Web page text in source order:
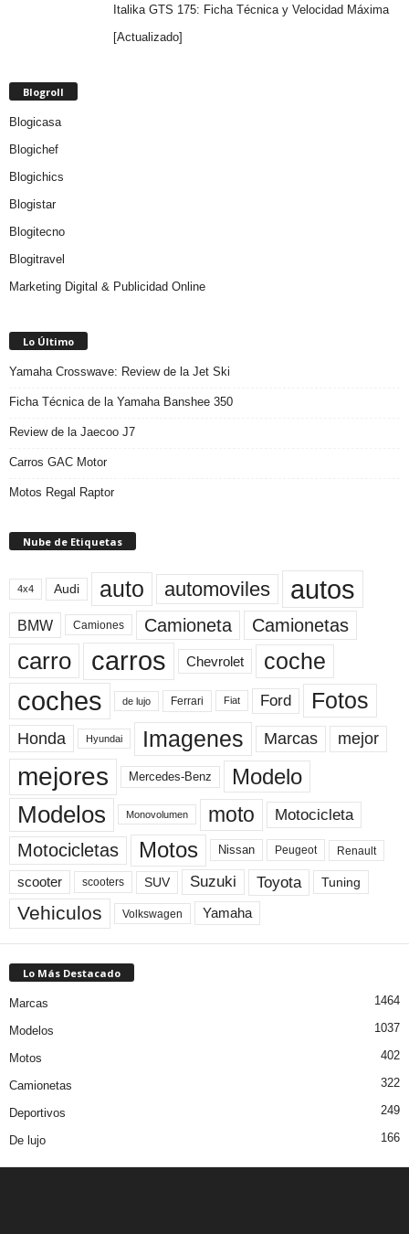
Italika GTS 175: Ficha Técnica y Velocidad Máxima
[Actualizado]
Blogroll
Blogicasa
Blogichef
Blogichics
Blogistar
Blogitecno
Blogitravel
Marketing Digital & Publicidad Online
Lo Último
Yamaha Crosswave: Review de la Jet Ski
Ficha Técnica de la Yamaha Banshee 350
Review de la Jaecoo J7
Carros GAC Motor
Motos Regal Raptor
Nube de Etiquetas
4x4 Audi auto automoviles autos
BMW Camiones Camioneta Camionetas
carro carros Chevrolet coche
coches de lujo Ferrari Fiat Ford Fotos
Honda Hyundai Imagenes Marcas mejor
mejores Mercedes-Benz Modelo
Modelos Monovolumen moto Motocicleta
Motocicletas Motos Nissan Peugeot Renault
scooter scooters SUV Suzuki Toyota Tuning
Vehiculos Volkswagen Yamaha
Lo Más Destacado
Marcas 1464
Modelos 1037
Motos 402
Camionetas 322
Deportivos 249
De lujo 166